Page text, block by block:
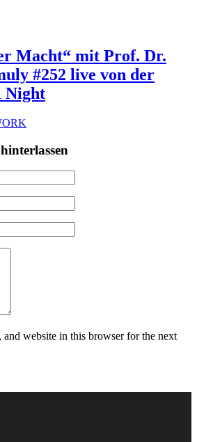
Macht“ mit Prof. Dr.
#252 live von der
Night
and website in this browser for the next